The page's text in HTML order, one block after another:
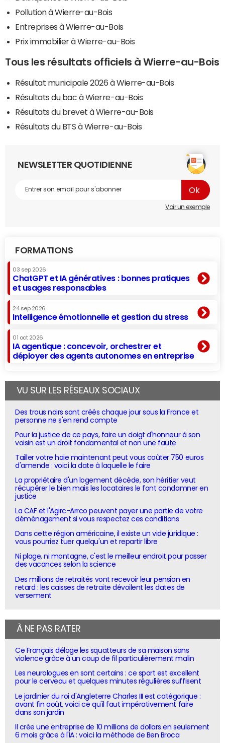
Pollution à Wierre-au-Bois
Entreprises à Wierre-au-Bois
Prix immobilier à Wierre-au-Bois
Tous les résultats officiels à Wierre-au-Bois
Résultat municipale 2026 à Wierre-au-Bois
Résultats du bac à Wierre-au-Bois
Résultats du brevet à Wierre-au-Bois
Résultats du BTS à Wierre-au-Bois
NEWSLETTER QUOTIDIENNE
Voir un exemple
FORMATIONS
03 sep 2026
ChatGPT et IA génératives : bonnes pratiques
et usages responsables
24 sep 2026
Intelligence émotionnelle et gestion du stress
01 oct 2026
IA agentique : concevoir, orchestrer et
déployer des agents autonomes en entreprise
VU SUR LES RÉSEAUX SOCIAUX
Des trous noirs sont créés chaque jour sous la France et
personne ne s'en rend compte
Pour la justice de ce pays, faire un doigt d'honneur à son
voisin est un droit fondamental et non une faute
Tailler votre haie maintenant peut vous coûter 750 euros
d'amende : voici la date à laquelle le faire
La propriétaire d'un logement décède, son héritier veut
récupérer le bien mais les locataires le font condamner en
justice
La CAF et l'Agirc-Arrco peuvent payer une partie de votre
déménagement si vous respectez ces conditions
Dans cette région américaine, il existe un vide juridique :
vous pourriez tuer quelqu'un et repartir libre
Ni plage, ni montagne, c'est le meilleur endroit pour passer
des vacances selon la science
Des millions de retraités vont recevoir leur pension en
retard : les caisses de retraite dévoilent les dates de
versement
À NE PAS RATER
Ce Français déloge les squatteurs de sa maison sans
violence grâce à un coup de fil particulièrement malin
Les neurologues en sont certains : ce sport est excellent
pour le cerveau et quelques minutes régulières suffisent
Le jardinier du roi d'Angleterre Charles III est catégorique :
avant fin août, voici ce qu'il faut impérativement faire
dans son jardin
Il crée une entreprise de 10 millions de dollars en seulement
6 mois grâce à l'IA : voici la méthode de Ben Broca